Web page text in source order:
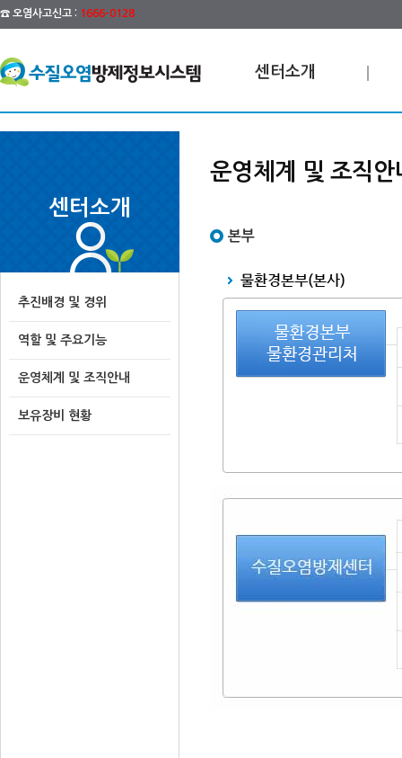
☎ 오염사고신고 : 1666-0128
센터소개
센터소개
추진배경 및 경위
역할 및 주요기능
운영체계 및 조직안내
보유장비 현황
운영체계 및 조직안
본부